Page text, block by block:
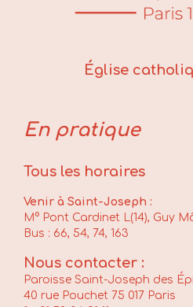
Église
En pratique
Tous les horaires
Venir à Saint-Joseph :
M° Pont Cardinet L(14), Guy
Bus : 66, 54, 74, 163
Nous contacter :
Paroisse Saint-Joseph des
40 rue Pouchet 75 017 Paris